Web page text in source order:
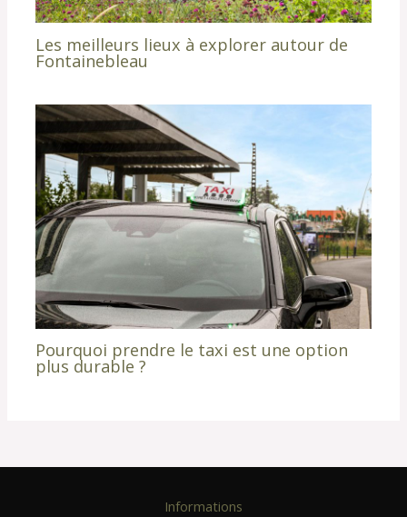
Les meilleurs lieux à explorer autour de
Fontainebleau
Pourquoi prendre le taxi est une option
plus durable ?
Informations